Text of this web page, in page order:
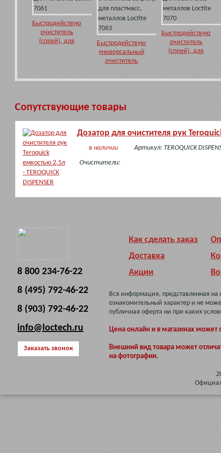
Быстродействующий
очиститель
(спрей), для
металлов Loctite
7061
Быстродействующий
универсальный
очиститель
(спрей), для
пластмасс,
металлов Loctite
7063
очиститель
(спрей), для
пластмасс,
металлов Loctite
7070
Сопутствующие товары
Дозатор для очистителя рук
в наличии
Артикул: TEROQUICK
Очистители:
8 800 234-76-22
8 (495) 792-46-22
8 (903) 792-46-22
info@loctech.ru
Заказать звонок
Как сделать заказ
Доставка
Акции
Вся информация, представленная на
ознакомительный характер и не
публичная оферта ни при каких
Цена онлайн и в магазинах может
Внешний вид товара может
на фотографии.